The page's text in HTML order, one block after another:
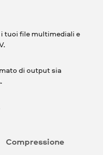
tuoi file multimediali e
di output sia
Compressione